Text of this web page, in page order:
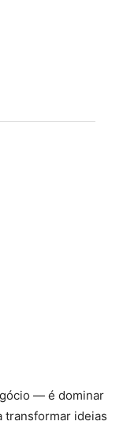
— é dominar
transformar ideias